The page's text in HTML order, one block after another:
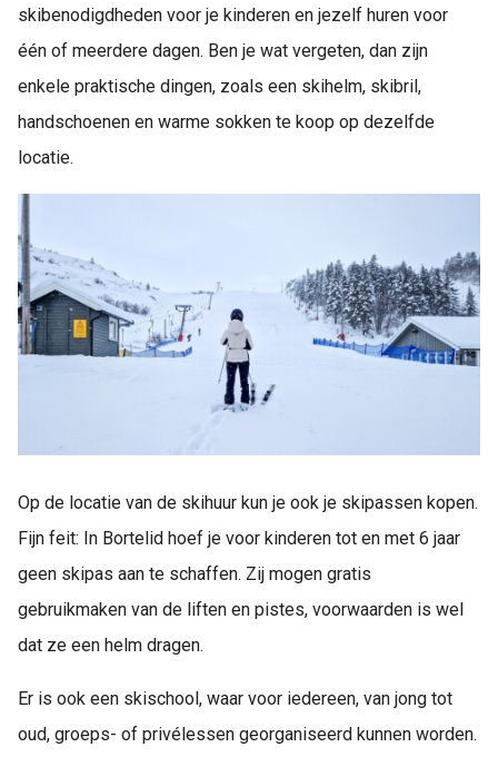
skibenodigdheden voor je kinderen en jezelf huren voor
één of meerdere dagen. Ben je wat vergeten, dan zijn
enkele praktische dingen, zoals een skihelm, skibril,
handschoenen en warme sokken te koop op dezelfde
locatie.
Op de locatie van de skihuur kun je ook je skipassen kopen.
Fijn feit: In Bortelid hoef je voor kinderen tot en met 6 jaar
geen skipas aan te schaffen. Zij mogen gratis
gebruikmaken van de liften en pistes, voorwaarden is wel
dat ze een helm dragen.
Er is ook een skischool, waar voor iedereen, van jong tot
oud, groeps- of privélessen georganiseerd kunnen worden.